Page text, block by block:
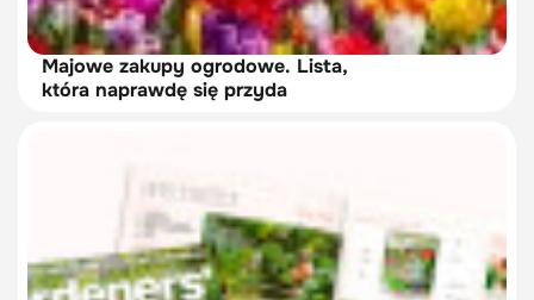
Majowe zakupy ogrodowe. Lista,
która naprawdę się przyda